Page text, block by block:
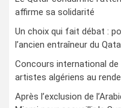
affirme sa solidarité
Un choix qui fait débat :
l’ancien entraîneur du
Concours international de
artistes algériens au
Après l’exclusion de